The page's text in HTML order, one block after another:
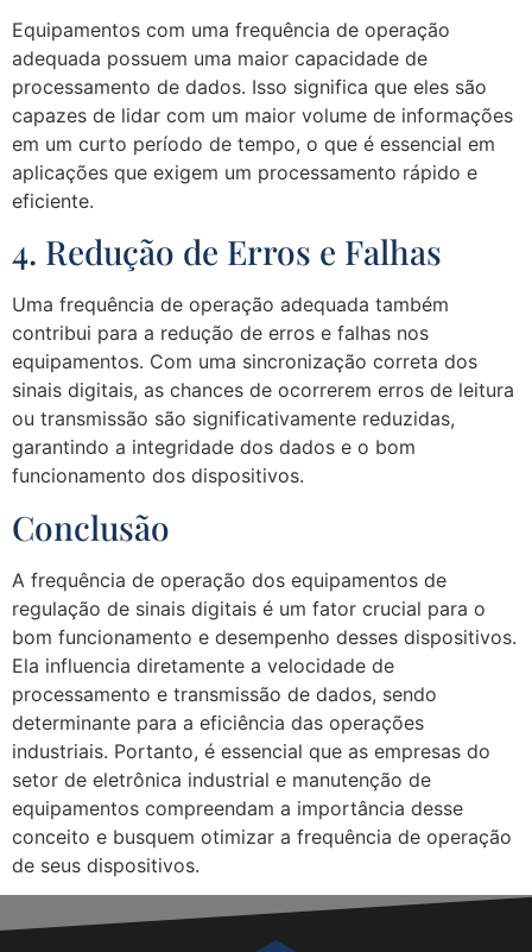
Equipamentos com uma frequência de operação
adequada possuem uma maior capacidade de
processamento de dados. Isso significa que eles são
capazes de lidar com um maior volume de informações
em um curto período de tempo, o que é essencial em
aplicações que exigem um processamento rápido e
eficiente.
4. Redução de Erros e Falhas
Uma frequência de operação adequada também
contribui para a redução de erros e falhas nos
equipamentos. Com uma sincronização correta dos
sinais digitais, as chances de ocorrerem erros de leitura
ou transmissão são significativamente reduzidas,
garantindo a integridade dos dados e o bom
funcionamento dos dispositivos.
Conclusão
A frequência de operação dos equipamentos de
regulação de sinais digitais é um fator crucial para o
bom funcionamento e desempenho desses dispositivos.
Ela influencia diretamente a velocidade de
processamento e transmissão de dados, sendo
determinante para a eficiência das operações
industriais. Portanto, é essencial que as empresas do
setor de eletrônica industrial e manutenção de
equipamentos compreendam a importância desse
conceito e busquem otimizar a frequência de operação
de seus dispositivos.